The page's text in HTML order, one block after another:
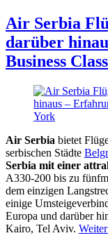
Air Serbia
darüber
Business
Air Serbia bietet
serbischen Städte
Serbia mit einer
A330-200 bis zu
dem einzigen
einige
Europa und darüber
Kairo, Tel Aviv.